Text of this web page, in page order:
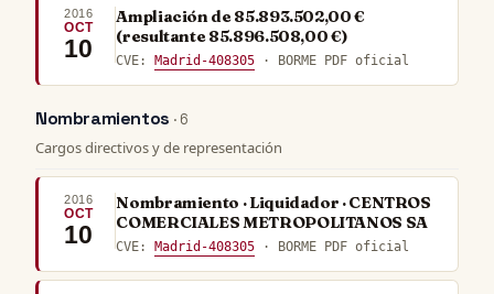
2016
OCT
10
Ampliación de 85.893.502,00 €
(resultante 85.896.508,00 €)
CVE:Madrid-408305 · BORME PDF oficial
Nombramientos · 6
Cargos directivos y de representación
2016
OCT
10
Nombramiento · Liquidador · CENTROS
COMERCIALES METROPOLITANOS SA
CVE:Madrid-408305 · BORME PDF oficial